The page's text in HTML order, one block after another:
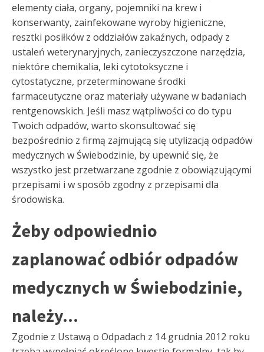
elementy ciała, organy, pojemniki na krew i
konserwanty, zainfekowane wyroby higieniczne,
resztki posiłków z oddziałów zakaźnych, odpady z
ustaleń weterynaryjnych, zanieczyszczone narzędzia,
niektóre chemikalia, leki cytotoksyczne i
cytostatyczne, przeterminowane środki
farmaceutyczne oraz materiały używane w badaniach
rentgenowskich. Jeśli masz wątpliwości co do typu
Twoich odpadów, warto skonsultować się
bezpośrednio z firmą zajmującą się utylizacją odpadów
medycznych w Świebodzinie, by upewnić się, że
wszystko jest przetwarzane zgodnie z obowiązującymi
przepisami i w sposób zgodny z przepisami dla
środowiska.
Żeby odpowiednio
zaplanować odbiór odpadów
medycznych w Świebodzinie,
należy...
Zgodnie z Ustawą o Odpadach z 14 grudnia 2012 roku